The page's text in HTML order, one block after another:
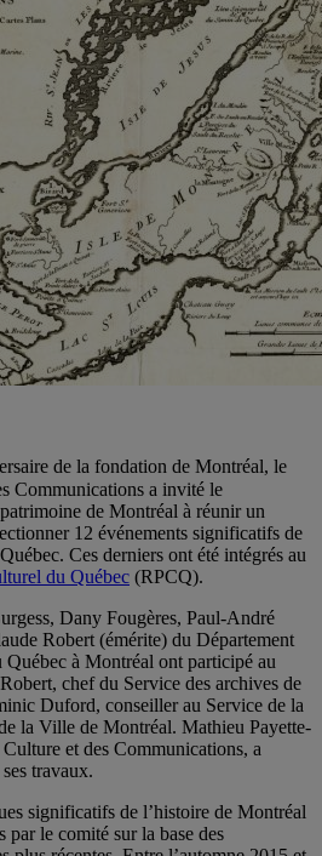
de la fondation de Montréal, le
Communications a invité le
de Montréal à réunir un
12 événements significatifs de
Ces derniers ont été intégrés au
du Québec (RPCQ).
Dany Fougères, Paul-André
Robert (émérite) du Département
Québec à Montréal ont participé au
chef du Service des archives de
Duford, conseiller au Service de la
la Ville de Montréal. Mathieu Payette-
et des Communications, a
travaux.
significatifs de l’histoire de Montréal
par le comité sur la base des